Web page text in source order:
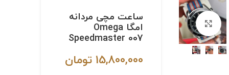
برای بزرگنمایی کلیک کنیدساعت مچی مردانه
امگا Omega
Speedmaster 007
15,800,000 تومان